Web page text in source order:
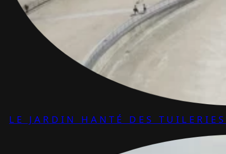
LE JARDIN HANTÉ DES TUILERIES